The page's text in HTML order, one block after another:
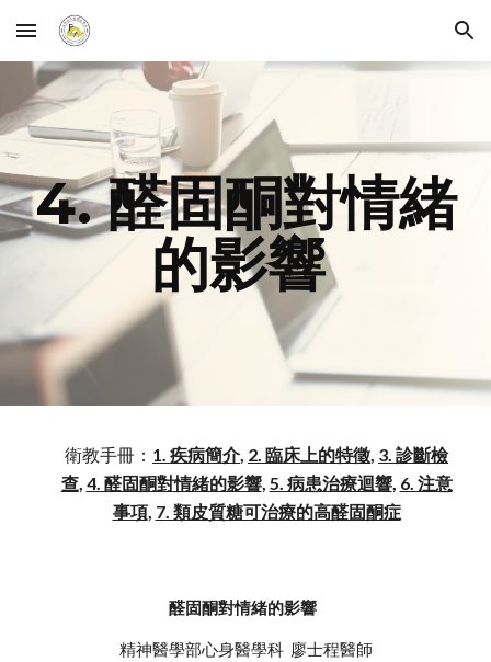
Skip to main content Skip to navigation
4. 醛固酮對情緒
的影響
衛教手冊： 1. 疾病簡介, 2. 臨床上的特徵, 3. 診斷檢
查, 4. 醛固酮對情緒的影響, 5. 病患治療迴響, 6. 注意
事項, 7. 類皮質糖可治療的高醛固酮症
醛固酮對情緒的影響
精神醫學部心身醫學科 廖士程醫師